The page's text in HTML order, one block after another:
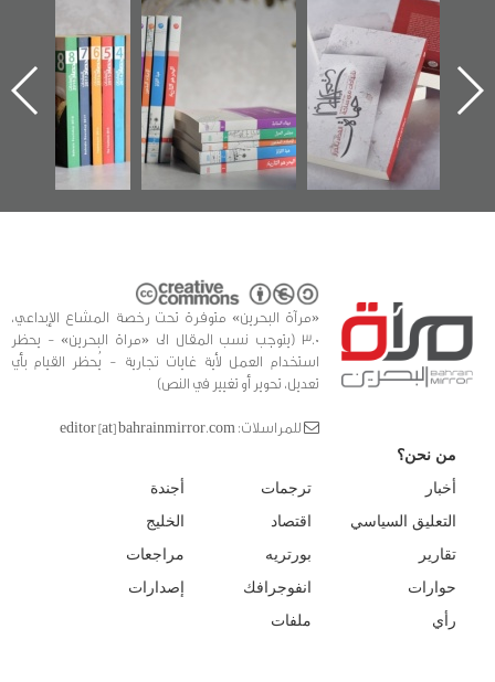
"حماة الباب الأخير":
الإصدار الأول عن
اعتصام الدراز
وأحداث ساحة
الفداء لمركز أوال
للدراسات والتوثيق
تصنيف موضوعي
للوثائق البريطانية
يقدمه «مركز أوال»
في سلسلة من 5
كتب
تصدر حصاد
الساحات 2019
«مرآة البحرين» متوفرة تحت رخصة المشاع الإبداعي،
3.0 (يتوجب نسب المقال الى «مراة البحرين» - يحظر
استخدام العمل لأية غايات تجارية - يُحظر القيام بأي
تعديل، تحوير أو تغيير في النص)
للمراسلات: editor [at] bahrainmirror.com
من نحن؟
أخبار
التعليق السياسي
تقارير
حوارات
رأي
ترجمات
اقتصاد
بورتريه
انفوجرافك
ملفات
أجندة
الخليج
مراجعات
إصدارات